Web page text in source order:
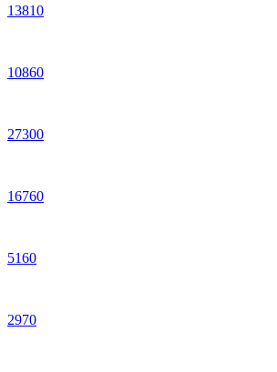
13810
10860
27300
16760
5160
2970